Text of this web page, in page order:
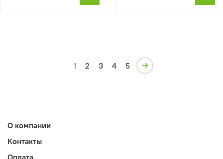
1 2 3 4 5
О компании
Контакты